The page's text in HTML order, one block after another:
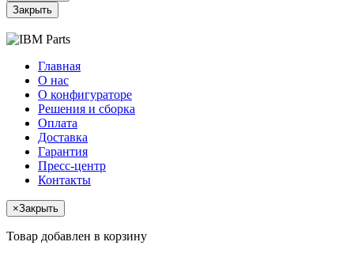
Закрыть
Главная
О нас
О конфигураторе
Решения и сборка
Оплата
Доставка
Гарантия
Пресс-центр
Контакты
×Закрыть
Товар добавлен в корзину